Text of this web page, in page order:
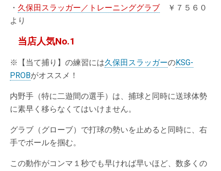
・ 久保田スラッガー／トレーニンググラブ ￥７５６０
より
当店人気No.1
※【当て捕り】の練習には久保田スラッガーのKSG-
PROBがオススメ！
内野手（特に二遊間の選手）は、捕球と同時に送球体勢
に素早く移らなくてはいけません。
グラブ（グローブ）で打球の勢いを止めると同時に、右
手でボールを掴む。
この動作がコンマ１秒でも早ければ早いほど、数多くの